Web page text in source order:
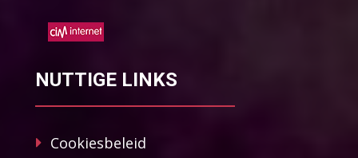
NUTTIGE LINKS
Cookiesbeleid